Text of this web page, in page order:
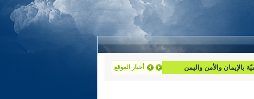
أخبار الموقع
بالإيمان والأمن واليمن